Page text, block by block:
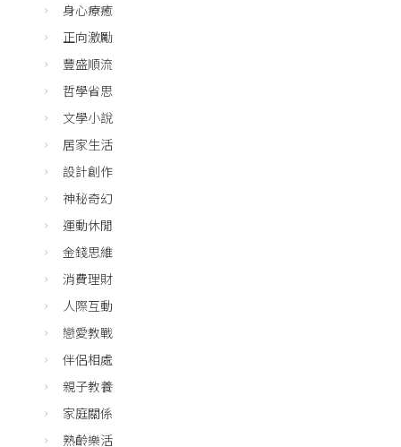
身心療癒
正向激勵
豐盛順流
哲學省思
文學小說
居家生活
設計創作
神秘奇幻
運動休閒
金錢思維
消費理財
人際互動
戀愛教戰
伴侶相處
親子教養
家庭關係
熟齡樂活